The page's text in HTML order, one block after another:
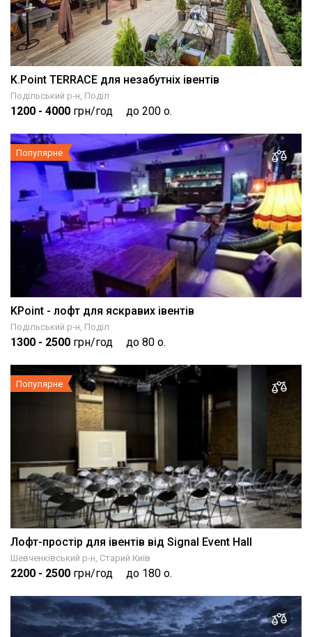
K.Point TERRACE для незабутніх івентів
Подільський р-н, Поділ
1200 - 4000 грн/год до 200 о.
Популярне
KPoint - лофт для яскравих івентів
Подільський р-н, Поділ
1300 - 2500 грн/год до 80 о.
Популярне
Лофт-простір для івентів від Signal Event Hall
Шевченківський р-н, Старий Київ
2200 - 2500 грн/год до 180 о.